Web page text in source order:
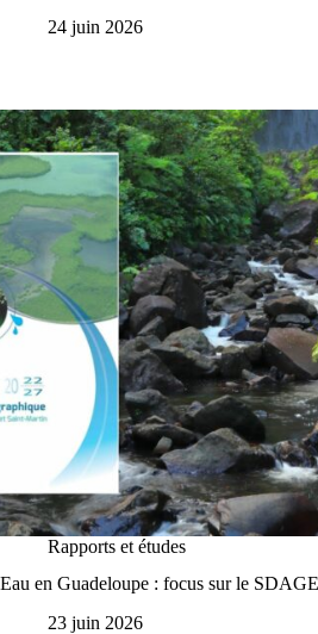
24 juin 2026
Rapports et études
Eau en Guadeloupe : focus sur le
23 juin 2026